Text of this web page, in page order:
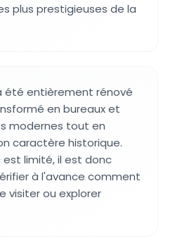
plus prestigieuses de la
été entièrement rénové
en bureaux et
modernes tout en
caractère historique.
est limité, il est donc
à l'avance comment
visiter ou explorer